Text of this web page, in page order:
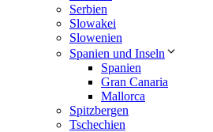
Serbien
Slowakei
Slowenien
Spanien und Inseln
Spanien
Gran Canaria
Mallorca
Spitzbergen
Tschechien